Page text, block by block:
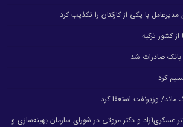
با یکی از کارکنان را تکذیب کرد
کشور ترکیه
بانک صادرات شد
ماند/ وزیرنفت استعفا کرد
عسکری‌آزاد و دکتر مروتی در شورای سازمان بهینه‌سازی و